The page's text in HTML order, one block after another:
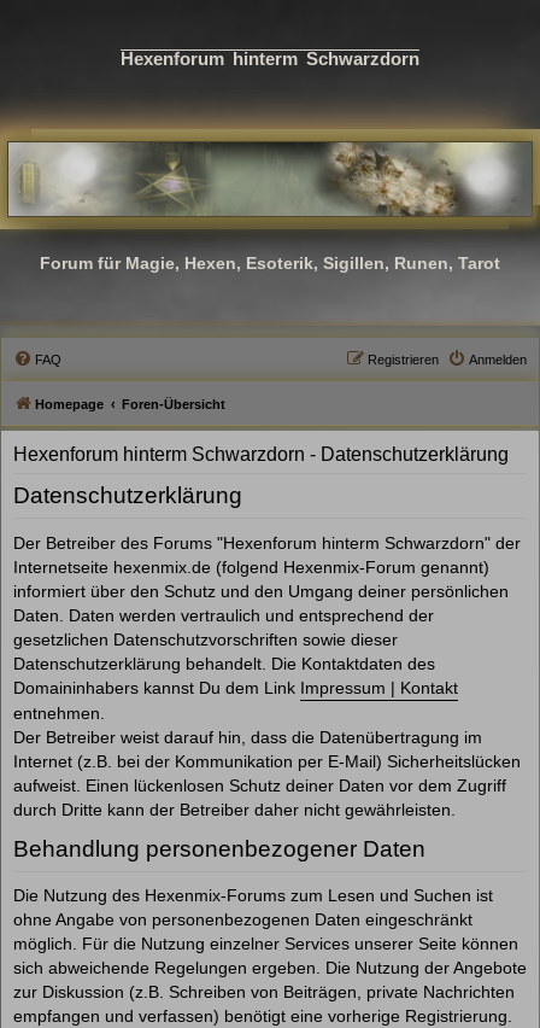
Hexenforum hinterm Schwarzdorn
Forum für Magie, Hexen, Esoterik, Sigillen, Runen, Tarot
FAQ Anmelden
Registrieren
Homepage Foren-Übersicht
Hexenforum hinterm Schwarzdorn - Datenschutzerklärung
Datenschutzerklärung
Der Betreiber des Forums "Hexenforum hinterm Schwarzdorn" der
Internetseite hexenmix.de (folgend Hexenmix-Forum genannt)
informiert über den Schutz und den Umgang deiner persönlichen
Daten. Daten werden vertraulich und entsprechend der
gesetzlichen Datenschutzvorschriften sowie dieser
Datenschutzerklärung behandelt. Die Kontaktdaten des
Domaininhabers kannst Du dem Link Impressum | Kontakt
entnehmen.
Der Betreiber weist darauf hin, dass die Datenübertragung im
Internet (z.B. bei der Kommunikation per E-Mail) Sicherheitslücken
aufweist. Einen lückenlosen Schutz deiner Daten vor dem Zugriff
durch Dritte kann der Betreiber daher nicht gewährleisten.
Behandlung personenbezogener Daten
Die Nutzung des Hexenmix-Forums zum Lesen und Suchen ist
ohne Angabe von personenbezogenen Daten eingeschränkt
möglich. Für die Nutzung einzelner Services unserer Seite können
sich abweichende Regelungen ergeben. Die Nutzung der Angebote
zur Diskussion (z.B. Schreiben von Beiträgen, private Nachrichten
empfangen und verfassen) benötigt eine vorherige Registrierung.